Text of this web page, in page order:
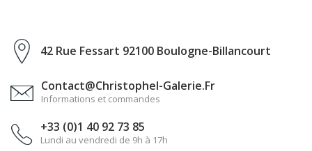
42 Rue Fessart 92100 Boulogne-Billancourt
Contact@christophel-Galerie.fr
Informations et commandes
+33 (0)1 40 92 73 85
Lundi au vendredi de 9h à 17h